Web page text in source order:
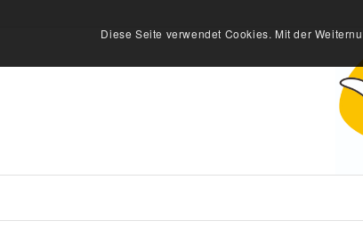
Diese Seite verwendet Cookies. Mit der